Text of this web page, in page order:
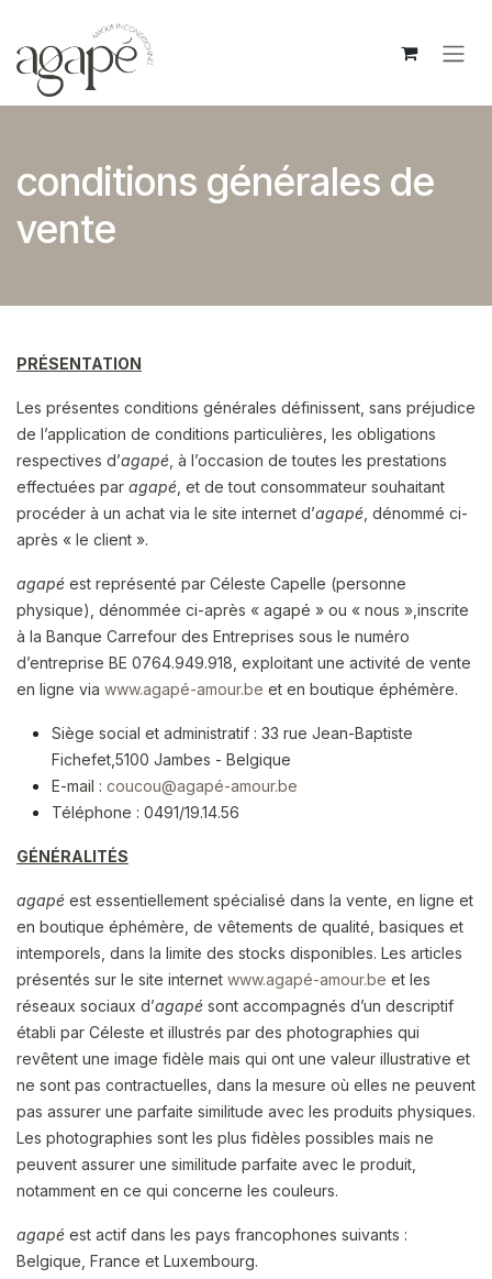
conditions générales de
vente
PRÉSENTATION
Les présentes conditions générales définissent, sans préjudice
de l’application de conditions particulières, les obligations
respectives d’agapé , à l’occasion de toutes les prestations
effectuées par agapé , et de tout consommateur souhaitant
procéder à un achat via le site internet d’agapé , dénommé ci-
après « le client ».
agapé est représenté par Céleste Capelle (personne
physique), dénommée ci-après « agapé » ou « nous », inscrite
à la Banque Carrefour des Entreprises sous le numéro
d’entreprise BE 0764.949.918, exploitant une activité de vente
en ligne via www.agapé-amour.be et en boutique éphémère.
Siège social et administratif : 33 rue Jean-Baptiste
Fichefet, 5100 Jambes - Belgique
E-mail : coucou@agapé-amour.be
Téléphone : 0491/19.14.56
GÉNÉRALITÉS
agapé est essentiellement spécialisé dans la vente, en ligne et
en boutique éphémère, de vêtements de qualité, basiques et
intemporels, dans la limite des stocks disponibles. Les articles
présentés sur le site internet www.agapé-amour.be et les
réseaux sociaux d’agapé sont accompagnés d’un descriptif
établi par Céleste et illustrés par des photographies qui
revêtent une image fidèle mais qui ont une valeur illustrative et
ne sont pas contractuelles, dans la mesure où elles ne peuvent
pas assurer une parfaite similitude avec les produits physiques.
Les photographies sont les plus fidèles possibles mais ne
peuvent assurer une similitude parfaite avec le produit,
notamment en ce qui concerne les couleurs.
agapé est actif dans les pays francophones suivants :
Belgique, France et Luxembourg.